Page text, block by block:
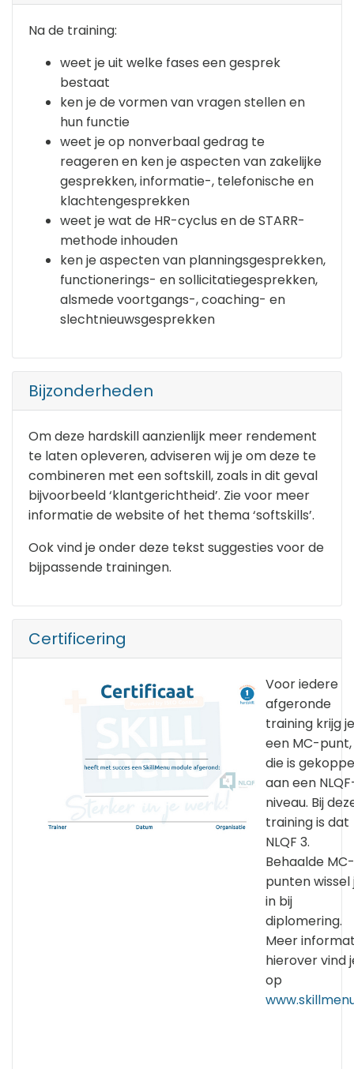
Na de training:
weet je uit welke fases een gesprek
bestaat
ken je de vormen van vragen stellen en
hun functie
weet je op nonverbaal gedrag te
reageren en ken je aspecten van zakelijke
gesprekken, informatie-, telefonische en
klachtengesprekken
weet je wat de HR-cyclus en de STARR-
methode inhouden
ken je aspecten van planningsgesprekken,
functionerings- en sollicitatiegesprekken,
alsmede voortgangs-, coaching- en
slechtnieuwsgesprekken
Bijzonderheden
Om deze hardskill aanzienlijk meer rendement
te laten opleveren, adviseren wij je om deze te
combineren met een softskill, zoals in dit geval
bijvoorbeeld ‘klantgerichtheid’. Zie voor meer
informatie de website of het thema ‘softskills’.
Ook vind je onder deze tekst suggesties voor de
bijpassende trainingen.
Certificering
Voor iedere
afgeronde
training krijg je
een MC-punt,
die is
aan een
niveau. Bij
training is dat
NLQF 3.
Behaalde MC-
punten wissel
in bij
diplomering.
Meer
hierover vind
op